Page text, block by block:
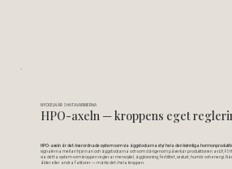
NYCKELN ÄR SHATAVARINERNA
HPO-axeln — kroppens eget
HPO-axeln är det överordnade system som via äggstockarna styr hela den kvinnliga
signalerna mellan hjärnan och äggstockarna och som därigenom påverkar produktionen av LH,
via detta system som kroppen reglerar menscykel, ägglossning, fertilitet, sexlust, humör och energi.
ålder eller andra faktorer — märks det i hela kroppen.